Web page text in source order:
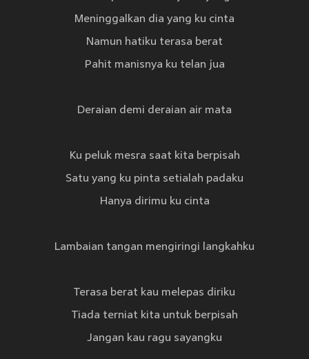
Meninggalkan dia yang ku cinta
Namun hatiku terasa berat
Pahit manisnya ku telan jua
Deraian demi deraian air mata
Ku peluk mesra saat kita berpisah
Satu yang ku pinta setialah padaku
Hanya dirimu ku cinta
Lambaian tangan mengiringi langkahku
Terasa berat kau melepas diriku
Tiada terniat kita untuk berpisah
Jangan kau ragu sayangku